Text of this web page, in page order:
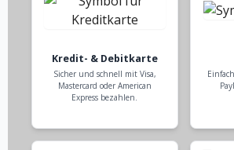
Kredit- & Debitkarte
Sicher und schnell mit Visa,
Mastercard oder American
Express bezahlen.